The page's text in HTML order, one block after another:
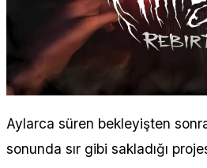
Aylarca süren bekleyişten
sonunda sır gibi sakladığı